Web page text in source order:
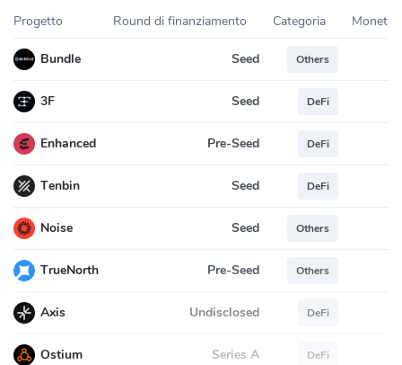
LinkedIn:
https://www.linkedin.com/company/gsr-markets/
Progetto Round di finanziamento Categoria Moneta
Bundle Seed Others
3F Seed DeFi
Enhanced Pre-Seed DeFi
Tenbin Seed DeFi
Noise Seed Others
TrueNorth Pre-Seed Others
Axis Undisclosed DeFi
Ostium Series A DeFi